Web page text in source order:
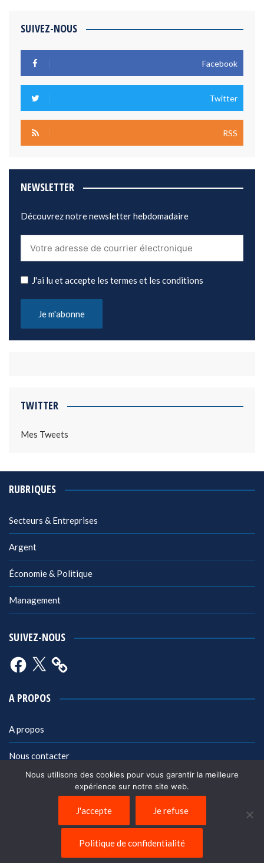
SUIVEZ-NOUS
Facebook
Twitter
RSS
NEWSLETTER
Découvrez notre newsletter hebdomadaire
J'ai lu et accepte les termes et les conditions
TWITTER
Mes Tweets
RUBRIQUES
Secteurs & Entreprises
Argent
Économie & Politique
Management
SUIVEZ-NOUS
Facebook
X
A PROPOS
A propos
Nous contacter
Politique de confidentialité
Nous utilisons des cookies pour vous garantir la meilleure
expérience sur notre site web.
J'accepte Je refuse
Politique de confidentialité